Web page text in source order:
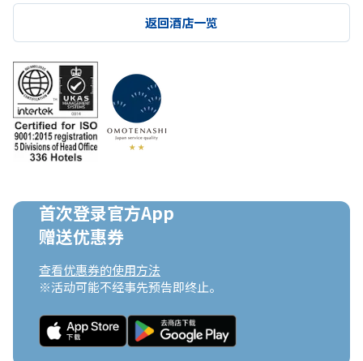
返回酒店一览
首次登录官方App
赠送优惠券
查看优惠券的使用方法
※活动可能不经事先预告即终止。